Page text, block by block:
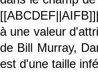
à une valeur
de Bill Murray,
est d'une taille